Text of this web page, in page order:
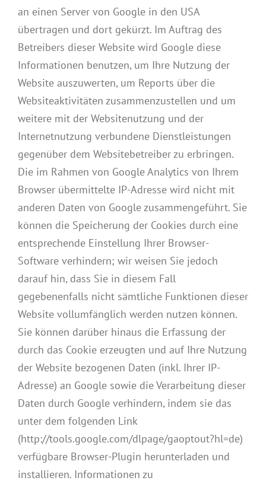
an einen Server von Google in den USA
übertragen und dort gekürzt. Im Auftrag des
Betreibers dieser Website wird Google diese
Informationen benutzen, um Ihre Nutzung der
Website auszuwerten, um Reports über die
Websiteaktivitäten zusammenzustellen und um
weitere mit der Websitenutzung und der
Internetnutzung verbundene Dienstleistungen
gegenüber dem Websitebetreiber zu erbringen.
Die im Rahmen von Google Analytics von Ihrem
Browser übermittelte IP-Adresse wird nicht mit
anderen Daten von Google zusammengeführt. Sie
können die Speicherung der Cookies durch eine
entsprechende Einstellung Ihrer Browser-
Software verhindern; wir weisen Sie jedoch
darauf hin, dass Sie in diesem Fall
gegebenenfalls nicht sämtliche Funktionen dieser
Website vollumfänglich werden nutzen können.
Sie können darüber hinaus die Erfassung der
durch das Cookie erzeugten und auf Ihre Nutzung
der Website bezogenen Daten (inkl. Ihrer IP-
Adresse) an Google sowie die Verarbeitung dieser
Daten durch Google verhindern, indem sie das
unter dem folgenden Link
(http://tools.google.com/dlpage/gaoptout?hl=de)
verfügbare Browser-Plugin herunterladen und
installieren. Informationen zu